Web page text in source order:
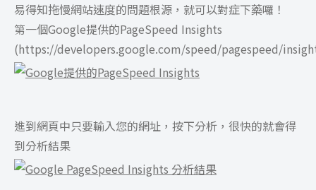
易得知拖慢網站速度的問題根源，就可以對症下藥囉！
第一個Google提供的PageSpeed Insights
(https://developers.google.com/speed/pagespeed/
進到網頁中只要輸入您的網址，按下分析，很快的就會得
到分析結果